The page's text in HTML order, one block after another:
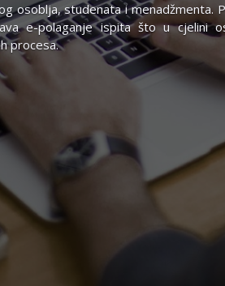
osoblja, studenata i menadžmenta.
e-polaganje ispita što u cjelini
procesa.